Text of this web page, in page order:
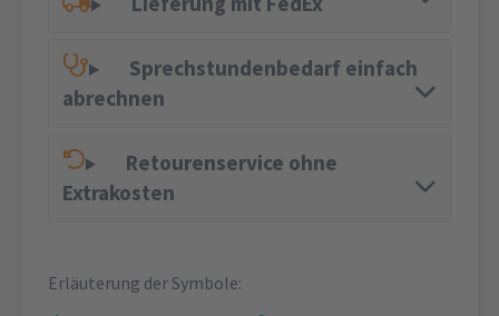
Sprechstundenbedarf einfach
abrechnen
Retourenservice ohne
Extrakosten
Erläuterung der Symbole: